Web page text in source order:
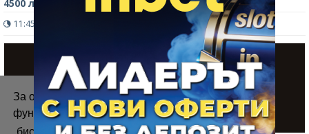
За осигуряване на правилното
функциониране на уебсайта ние използваме
4500 лв.
11:45 ч.